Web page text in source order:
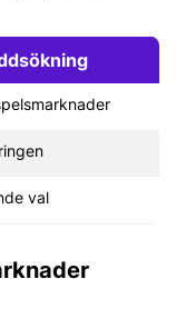
val